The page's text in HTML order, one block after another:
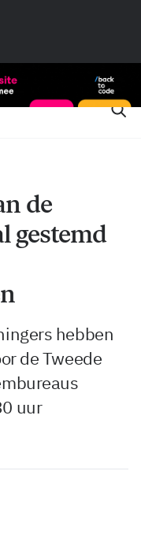
de
gestemd
hebben
de Tweede
uur